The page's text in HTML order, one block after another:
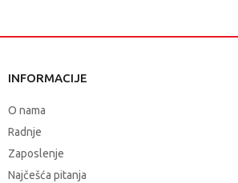
INFORMACIJE
O nama
Radnje
Zaposlenje
Najčešća pitanja